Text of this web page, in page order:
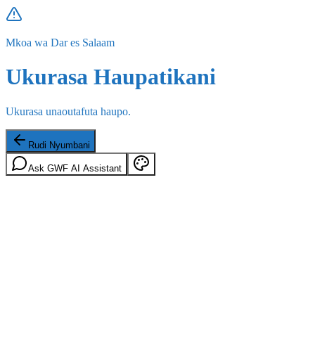
Mkoa wa Dar es Salaam
Ukurasa Haupatikani
Ukurasa unaoutafuta haupo.
Rudi Nyumbani
Ask GWF AI Assistant